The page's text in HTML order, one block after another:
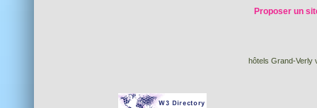
Proposer un
hôtels Grand-Verly